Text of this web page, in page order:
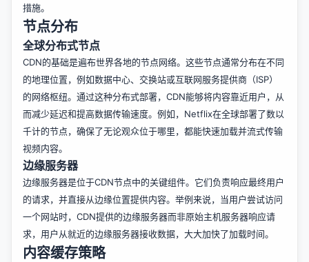
措施。
节点分布
全球分布式节点
CDN的基础是遍布世界各地的节点网络。这些节点通常分布在不同
的地理位置，例如数据中心、交换站或互联网服务提供商（ISP）
的网络枢纽。通过这种分布式部署，CDN能够将内容靠近用户，从
而减少延迟和提高数据传输速度。例如，Netflix在全球部署了数以
千计的节点，确保了无论观众位于哪里，都能快速加载并流式传输
视频内容。
边缘服务器
边缘服务器是位于CDN节点中的关键组件。它们负责响应最终用户
的请求，并直接从边缘位置提供内容。举例来说，当用户尝试访问
一个网站时，CDN提供的边缘服务器而非原始主机服务器响应请
求，用户从就近的边缘服务器接收数据，大大加快了加载时间。
内容缓存策略